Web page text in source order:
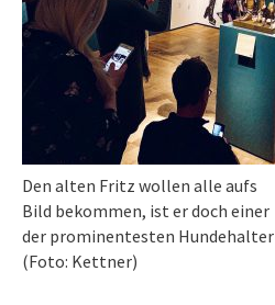
Den alten Fritz wollen alle aufs
Bild bekommen, ist er doch einer
der prominentesten Hundehalter
(Foto: Kettner)